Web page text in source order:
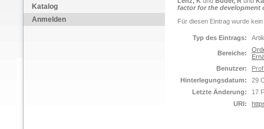
Katalog
Anmelden
factor for the development
Für diesen Eintrag wurde
Typ des Eintrags:
Bereiche:
Benutzer:
Hinterlegungsdatum:
29
Letzte Änderung:
17
URI: